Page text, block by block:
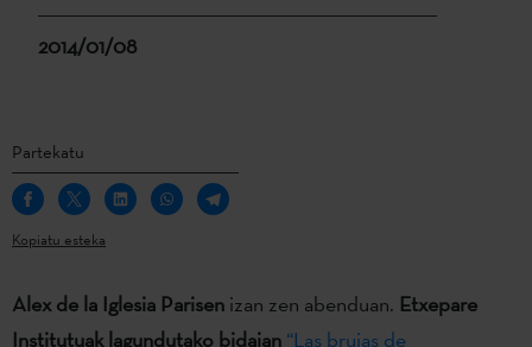
2014/01/08
Partekatu
Kopiatu esteka
Alex de la Iglesia Parisen izan zen abenduan. Etxepare
Institutuak lagundutako bidaian “Las brujas de